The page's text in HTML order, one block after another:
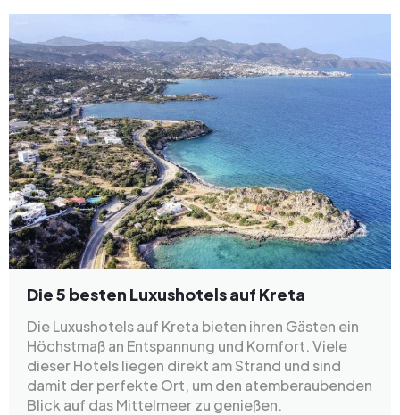
Die 5 besten Luxushotels auf Kreta
Die Luxushotels auf Kreta bieten ihren Gästen ein
Höchstmaß an Entspannung und Komfort. Viele
dieser Hotels liegen direkt am Strand und sind
damit der perfekte Ort, um den atemberaubenden
Blick auf das Mittelmeer zu genießen.